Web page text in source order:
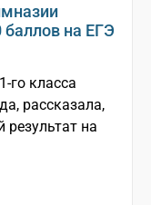
на ЕГЭ
го класса
рассказала,
на